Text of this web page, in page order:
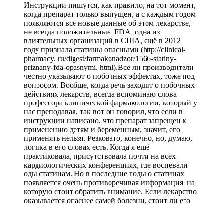
Инструкции пишутся, как правило, на тот момент,
когда препарат только выпущен, а с каждым годом
появляются всё новые данные об этом лекарстве,
не всегда положительные. FDA, одна из
влиятельных организаций в США, ещё в 2012
году признала статины опасными (http://clinical-
pharmacy. ru/digest/farmakonadzor/1566-statiny-
priznany-fda-opasnymi. html).Все ли производители
честно указывают о побочных эффектах, тоже под
вопросом. Вообще, когда речь заходит о побочных
действиях лекарств, всегда вспоминаю слова
профессора клинической фармакологии, который у
нас преподавал, так вот он говорил, что если в
инструкции написано, что препарат запрещен к
применению детям и беременным, значит, его
применять нельзя. Резковато, конечно, но, думаю,
логика в его словах есть. Когда я ещё
практиковала, присутствовала почти на всех
кардиологических конференциях, где воспевали
оды статинам. Но в последние годы о статинах
появляется очень противоречивая информация, на
которую стоит обратить внимание. Если лекарство
оказывается опаснее самой болезни, стоит ли его